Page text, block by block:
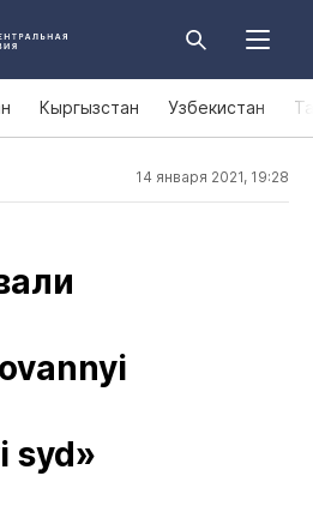
Кыргызстан Узбекистан
14 января 2021, 19:28
syd»